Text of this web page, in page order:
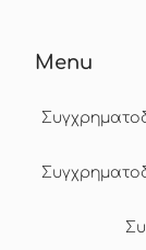
Menu